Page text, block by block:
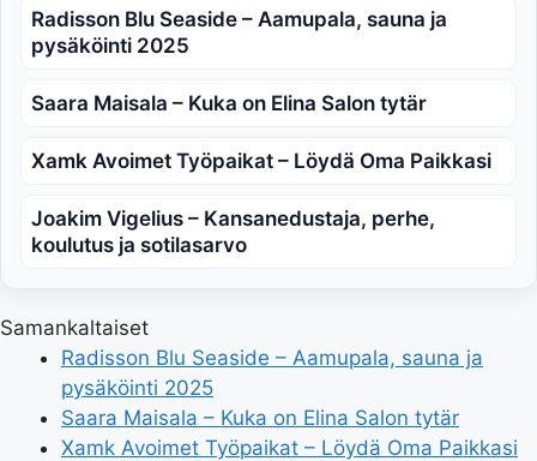
Radisson Blu Seaside – Aamupala, sauna ja
pysäköinti 2025
Saara Maisala – Kuka on Elina Salon tytär
Xamk Avoimet Työpaikat – Löydä Oma Paikkasi
Joakim Vigelius – Kansanedustaja, perhe,
koulutus ja sotilasarvo
Samankaltaiset
Radisson Blu Seaside – Aamupala, sauna ja
pysäköinti 2025
Saara Maisala – Kuka on Elina Salon tytär
Xamk Avoimet Työpaikat – Löydä Oma Paikkasi